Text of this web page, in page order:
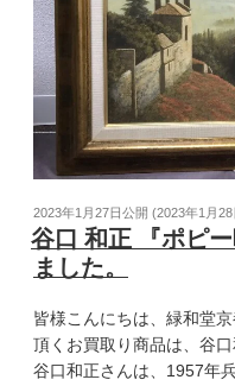
2023年1月27日公開 (2023年1月28
谷口 和正 『ポピ
ました。
皆様こんにちは、緑和堂
頂くお買取り商品は、谷
谷口和正さんは、1957年